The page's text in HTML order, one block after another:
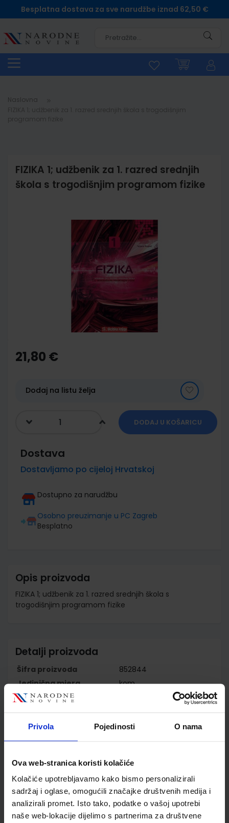
Privola Pojedinosti O nama
Ova web-stranica koristi kolačiće
Kolačiće upotrebljavamo kako bismo personalizirali
sadržaj i oglase, omogućili značajke društvenih medija i
analizirali promet. Isto tako, podatke o vašoj upotrebi
naše web-lokacije dijelimo s partnerima za društvene
Besplatna dostava za sve narudžbe iznad 62,50 €
Naslovna
FIZIKA 1; udžbenik za 1. razred srednjih
škola s trogodišnjim programom fizike
the
beginning
gallery
21,80 €
Dodaj na listu želja
DODAJ U KOŠARICU
Dostava
Dostavljamo po cijeloj Hrvatskoj
Dostupno za narudžbu
Osobno preuzimanje u PC Zagreb
Besplatno
Opis proizvoda
FIZIKA 1; udžbenik za 1. razred srednjih škola s
trogodišnjim programom fizike
Detalji proizvoda
Šifra proizvoda
852844
Jedinična mjera
kom
Nakladnik
ŠKOLSKA KNJIGA d.d.
Autor
Tatjana Roginić
Školski razred
10 1.RAZRED SŠ
Vrsta školske knjige
Nastavni predmet
FIZIKA
Reg br min
3123